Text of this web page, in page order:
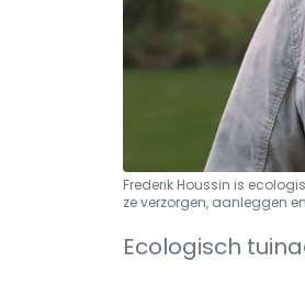
Frederik Houssin is
ze verzorgen, aanleggen
Ecologisch